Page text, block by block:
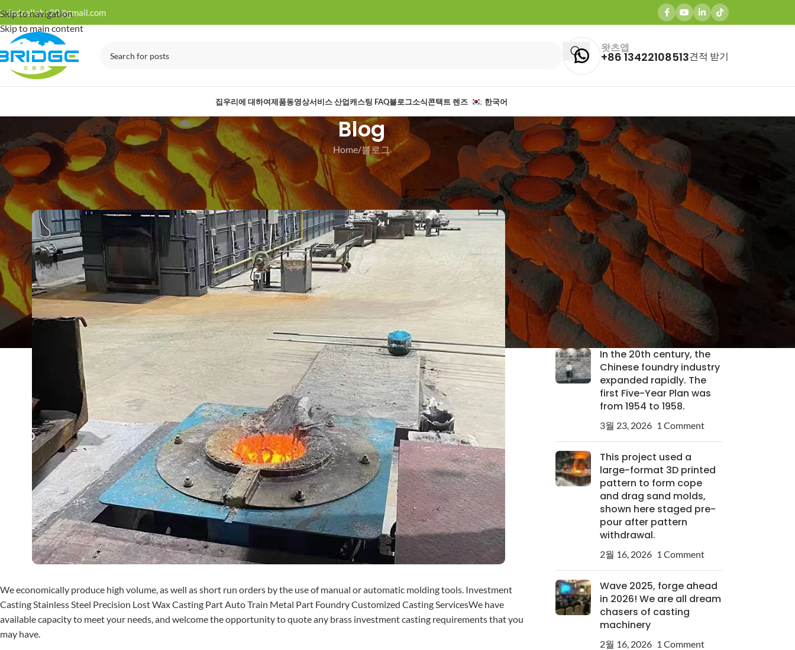
Skip to navigation
Skip to main content
cindeellahe20@gmail.com
왓츠앱
+86 13422108513견적 받기
집우리에 대하여제품동영상서비스 산업캐스팅 FAQ블로그소식콘택트 렌즈 한국어
Blog
Home 블로그
블로그
브리지 생산 능력
Posted by다리 On 2024년 12월 30일
We economically produce high volume, as well as short run orders by the use of manual or automatic molding tools. Investment
Casting Stainless Steel Precision Lost Wax Casting Part Auto Train Metal Part Foundry Customized Casting ServicesWe have
available capacity to meet your needs, and welcome the opportunity to quote any brass investment casting requirements that you
may have.
최근 게시물
Why Brass Casting is Ideal for
Agriculture Equipment
Components and Pump & Valve
Castings
3월 27, 2026 1 Comment
Custom Pump Casting
Solutions for Industrial
Needs
3월 24, 2026 1 Comment
In the 20th century, the
Chinese foundry industry
expanded rapidly. The
first Five-Year Plan was
from 1954 to 1958.
3월 23, 2026 1 Comment
This project used a
large-format 3D printed
pattern to form cope
and drag sand molds,
shown here staged pre-
pour after pattern
withdrawal.
2월 16, 2026 1 Comment
Wave 2025, forge ahead
in 2026! We are all dream
chasers of casting
machinery
2월 16, 2026 1 Comment